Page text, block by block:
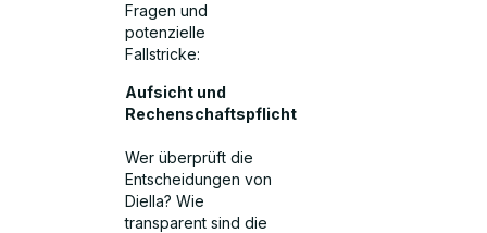
Fragen und
potenzielle
Fallstricke:
Aufsicht und
Rechenschaftspflicht
Wer überprüft die
Entscheidungen von
Diella? Wie
transparent sind die